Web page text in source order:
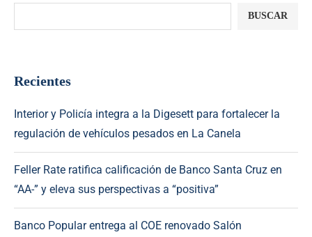
BUSCAR
Recientes
Interior y Policía integra a la Digesett para fortalecer la
regulación de vehículos pesados en La Canela
Feller Rate ratifica calificación de Banco Santa Cruz en
“AA-” y eleva sus perspectivas a “positiva”
Banco Popular entrega al COE renovado Salón